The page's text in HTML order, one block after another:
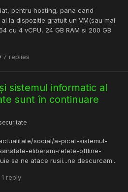
pentru hosting, pana cand
la dispozitie gratuit un VM(sau mai
cu 4 vCPU, 24 GB RAM si 200 GB
7 replies
sistemul informatic al
sunt în continuare
social/a-picat-sistemul-
eliberam-retete-offline-
sa ne atace rusii...ne descurcam...
1 reply